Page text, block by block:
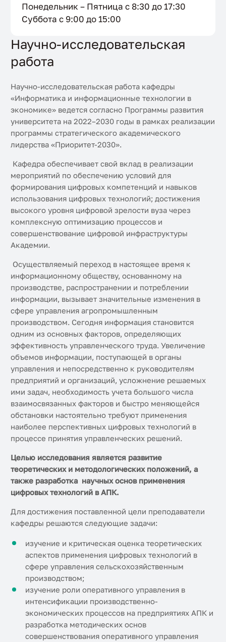
Научно-исследовательская
работа
Научно-исследовательская работа кафедры
«Информатика и информационные технологии в
экономике» ведется согласно Программы развития
университета на 2022–2030 годы в рамках реализации
программы стратегического академического
лидерства «Приоритет-2030».
Кафедра обеспечивает свой вклад в реализации
мероприятий по обеспечению условий для
формирования цифровых компетенций и навыков
использования цифровых технологий; достижения
высокого уровня цифровой зрелости вуза через
комплексную оптимизацию процессов и
совершенствование цифровой инфраструктуры
Академии.
Осуществляемый переход в настоящее время к
информационному обществу, основанному на
производстве, распространении и потреблении
информации, вызывает значительные изменения в
сфере управления агропромышленным
производством. Сегодня информация становится
одним из основных факторов, определяющих
эффективность управленческого труда. Увеличение
объемов информации, поступающей в органы
управления и непосредственно к руководителям
предприятий и организаций, усложнение решаемых
ими задач, необходимость учета большого числа
взаимосвязанных факторов и быстро меняющейся
обстановки настоятельно требуют применения
наиболее перспективных цифровых технологий в
процессе принятия управленческих решений.
Целью исследования является развитие
теоретических и методологических положений, а
также разработка научных основ применения
цифровых технологий в АПК.
Для достижения поставленной цели преподаватели
кафедры решаются следующие задачи:
изучение и критическая оценка теоретических
аспектов применения цифровых технологий в
сфере управления сельскохозяйственным
производством;
изучение роли оперативного управления в
интенсификации производственно-
экономических процессов на предприятиях АПК и
разработка методических основ
совершенствования оперативного управления
Понедельник – Пятница с 8:30 до 17:30
Суббота с 9:00 до 15:00